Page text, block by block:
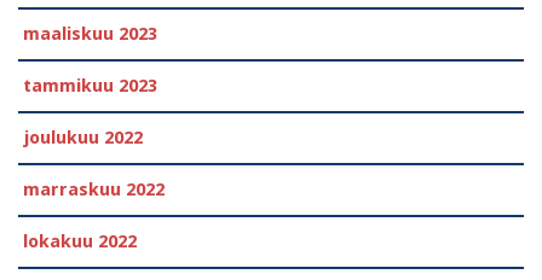
maaliskuu 2023
tammikuu 2023
joulukuu 2022
marraskuu 2022
lokakuu 2022